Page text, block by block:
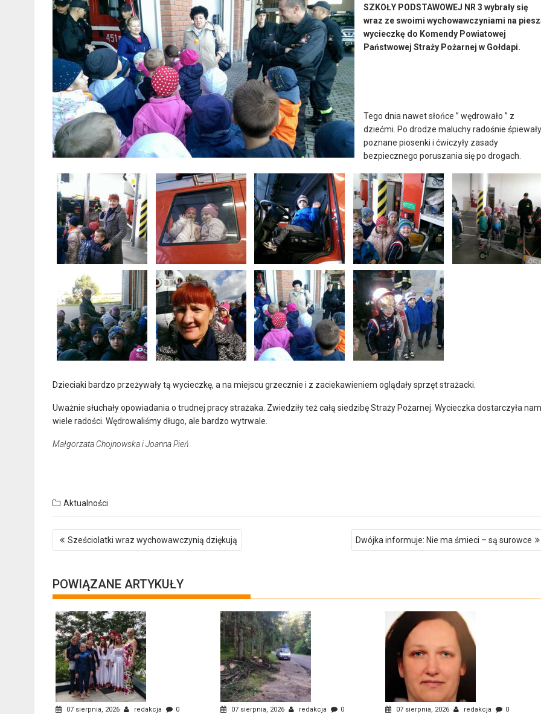
SZKOŁY PODSTAWOWEJ NR 3 wybrały się
wraz ze swoimi wychowawczyniami na
wycieczkę do Komendy Powiatowej
Państwowej Straży Pożarnej w Gołdapi.
Tego dnia nawet słońce ” wędrowało ” z
dziećmi. Po drodze maluchy radośnie śpiewały
poznane piosenki i ćwiczyły zasady
bezpiecznego poruszania się po drogach.
Dzieciaki bardzo przeżywały tą wycieczkę, a na miejscu grzecznie i z zaciekawieniem oglądały sprzęt strażacki.
Uważnie słuchały opowiadania o trudnej pracy strażaka. Zwiedziły też całą siedzibę Straży Pożarnej. Wycieczka dostarczyła nam
wiele radości. Wędrowaliśmy długo, ale bardzo wytrwale.
Małgorzata Chojnowska i Joanna Pień
Aktualności
Nawigacja
wpisu
Sześciolatki wraz wychowawczynią dziękują Dwójka informuje: Nie ma śmieci – są surowce
POWIĄZANE ARTYKUŁY
07 sierpnia, 2026 redakcja 0 07 sierpnia, 2026 redakcja 0 07 sierpnia, 2026 redakcja 0